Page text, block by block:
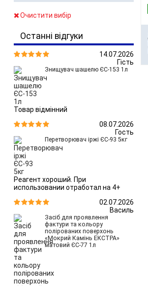
Очистити вибір
Останні відгуки


14.07.2026
Гість
Знищувач шашелю ЄС-153 1л
Товар відмінний


08.07.2026
Гость
Перетворювач іржі ЄС-93 5кг
Реагент хороший. При
использовании отработал на 4+


02.07.2026
Василь
Засіб для проявлення
фактури та кольору
полірованих поверхонь
«Мокрий Камінь ЕКСТРА»
матовий ЄС-77 1л